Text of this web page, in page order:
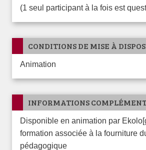
(1 seul participant à la fois est
CONDITIONS DE MISE À
Animation
INFORMATIONS
Disponible en animation par Ekolo[geek] et en
formation associée à la fourniture
pédagogique